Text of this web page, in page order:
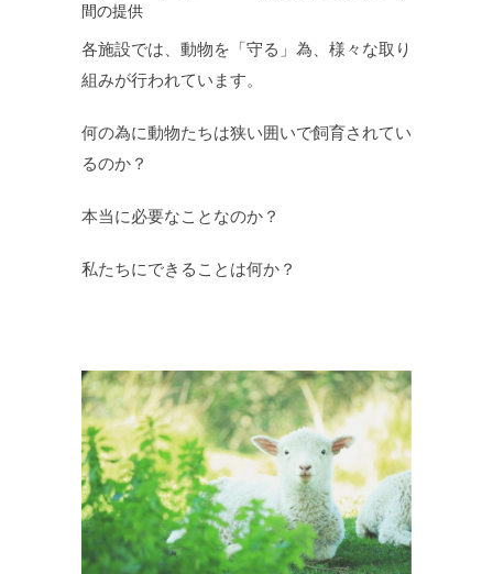
間の提供
各施設では、動物を「守る」為、様々な取り
組みが行われています。
何の為に動物たちは狭い囲いで飼育されてい
るのか？
本当に必要なことなのか？
私たちにできることは何か？